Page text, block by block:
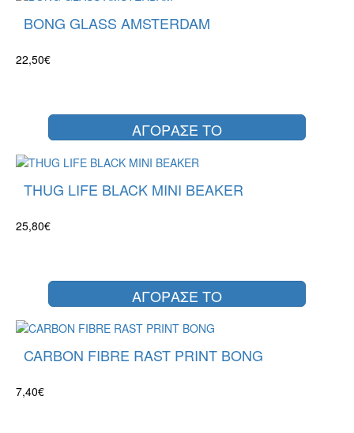
BONG GLASS AMSTERDAM
22,50€
ΑΓΟΡΑΣΕ ΤΟ
THUG LIFE BLACK MINI BEAKER
25,80€
ΑΓΟΡΑΣΕ ΤΟ
CARBON FIBRE RAST PRINT BONG
7,40€